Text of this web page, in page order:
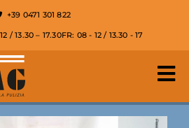
+39 0471 301 822
/ 13.30 – 17.30FR: 08 - 12 / 13.30 - 17